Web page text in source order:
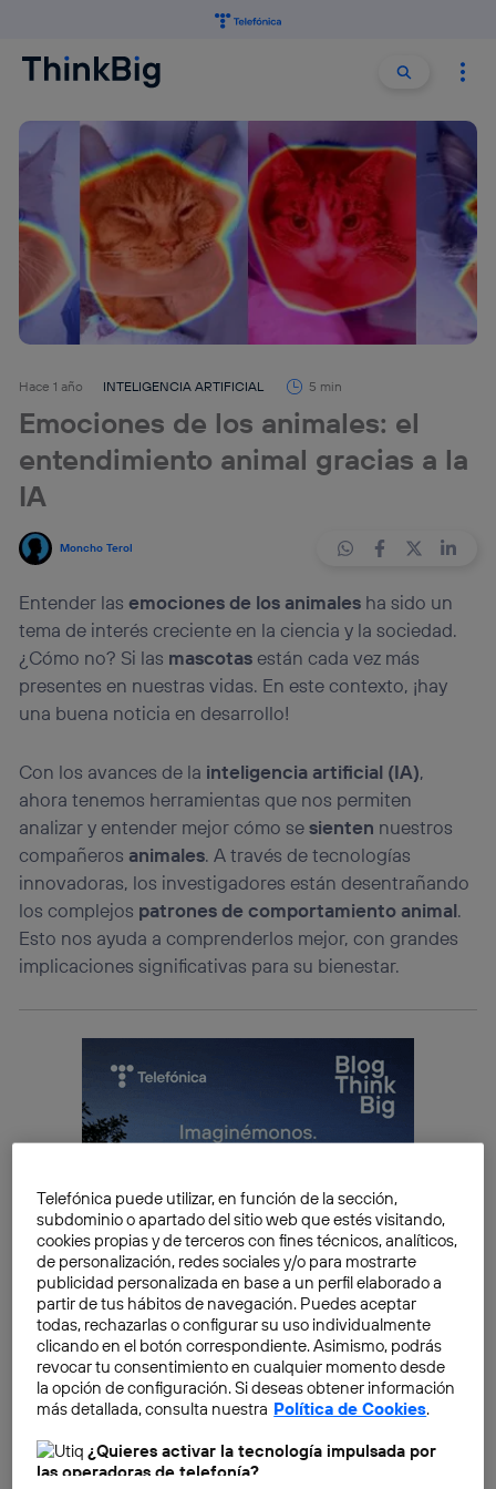
Buscar
Hace 1 año INTELIGENCIA ARTIFICIAL 5 min
Emociones de los animales: el
entendimiento animal gracias a la
IA
Moncho Terol
Entender lasemociones de los animales ha sido un
tema de interés creciente en la ciencia y la sociedad.
¿Cómo no? Si las mascotasestán cada vez más
presentes en nuestras vidas. En este contexto, ¡hay
una buena noticia en desarrollo!
Con los avances de la inteligencia artificial (IA),
ahora tenemos herramientas que nos permiten
analizar y entender mejor cómo sesienten nuestros
compañeros animales. A través de tecnologías
innovadoras, los investigadores están desentrañando
los complejos patrones de comportamiento animal.
Esto nos ayuda a comprenderlos mejor, con grandes
implicaciones significativas para su bienestar.
Si te interesa, continúa leyendo para conocer todos
los detalles.
Telefónica puede utilizar, en función de la sección,
subdominio o apartado del sitio web que estés visitando,
cookies propias y de terceros con fines técnicos, analíticos,
de personalización, redes sociales y/o para mostrarte
publicidad personalizada en base a un perfil elaborado a
partir de tus hábitos de navegación. Puedes aceptar
todas, rechazarlas o configurar su uso individualmente
clicando en el botón correspondiente. Asimismo, podrás
revocar tu consentimiento en cualquier momento desde
la opción de configuración. Si deseas obtener información
más detallada, consulta nuestra Política de Cookies.
¿Quieres activar la tecnología impulsada por
las operadoras de telefonía?